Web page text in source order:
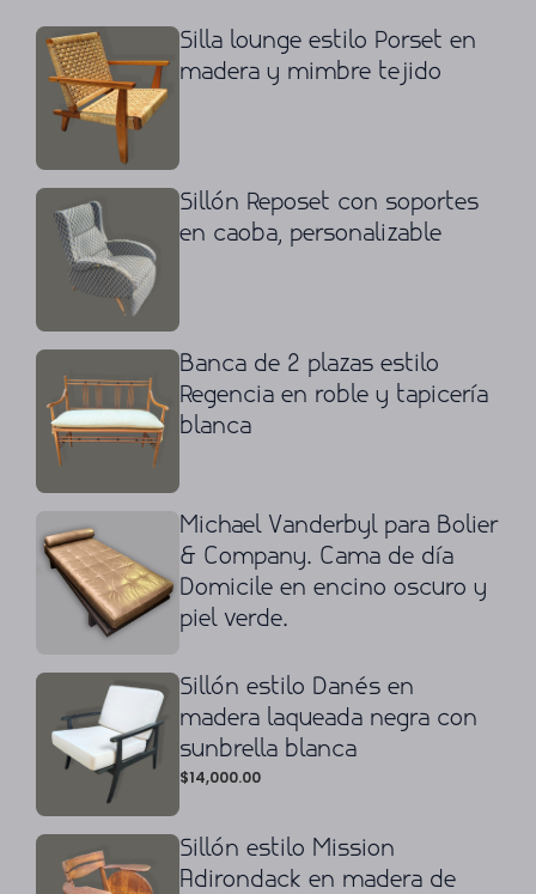
Silla lounge estilo Porset en
madera y mimbre tejido
Sillón Reposet con soportes
en caoba, personalizable
Banca de 2 plazas estilo
Regencia en roble y tapicería
blanca
Michael Vanderbyl para Bolier
& Company. Cama de día
Domicile en encino oscuro y
piel verde.
Sillón estilo Danés en
madera laqueada negra con
sunbrella blanca
$14,000.00
Sillón estilo Mission
Adirondack en madera de